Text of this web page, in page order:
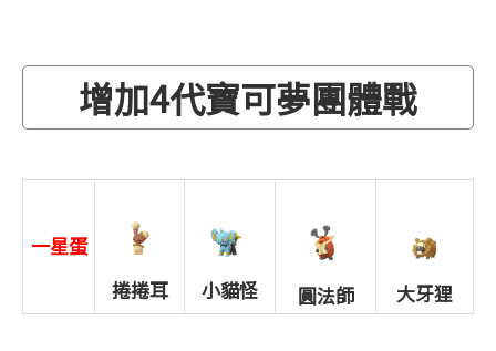
增加4代寶可夢團體戰
一星蛋
捲捲耳
小貓怪 圓法師 大牙狸